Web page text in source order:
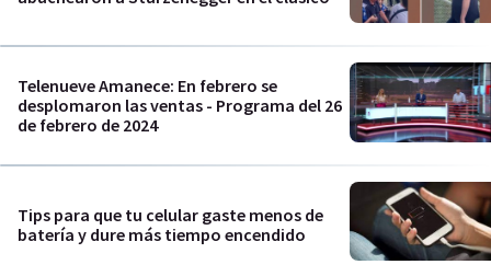
Telenueve Amanece: En febrero se
desplomaron las ventas - Programa del 26
de febrero de 2024
Tips para que tu celular gaste menos de
batería y dure más tiempo encendido